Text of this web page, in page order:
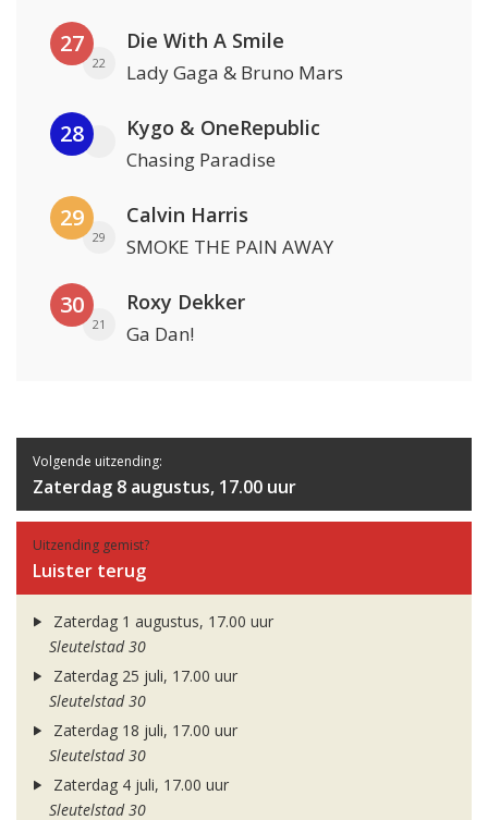
27
22
Die With A Smile
Lady Gaga & Bruno Mars
28 Kygo & OneRepublic
Chasing Paradise
29
29
Calvin Harris
SMOKE THE PAIN AWAY
30
21
Roxy Dekker
Ga Dan!
Volgende uitzending:
Zaterdag 8 augustus, 17.00 uur
Uitzending gemist?
Luister terug
Zaterdag 1 augustus, 17.00 uur
Sleutelstad 30
Zaterdag 25 juli, 17.00 uur
Sleutelstad 30
Zaterdag 18 juli, 17.00 uur
Sleutelstad 30
Zaterdag 4 juli, 17.00 uur
Sleutelstad 30